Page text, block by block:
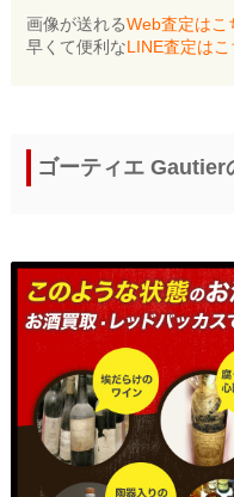
画像が送れるWeb査定はこ
早くて便利なLINE査定はこ
ゴーティエ Gautier